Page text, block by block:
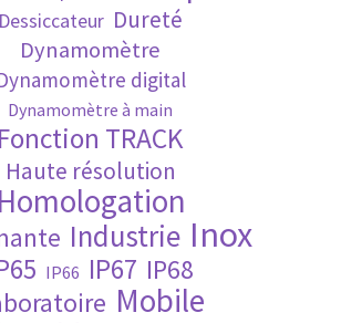
avancée
de la commande
Dessiccateur Dureté
Dynamomètre
digital
Dynamomètre à main
Fonction TRACK
Haute résolution
Homologation
Industrie Inox
IP66 IP67 IP68
Mobile